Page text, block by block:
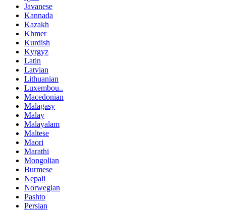
Javanese
Kannada
Kazakh
Khmer
Kurdish
Kyrgyz
Latin
Latvian
Lithuanian
Luxembou..
Macedonian
Malagasy
Malay
Malayalam
Maltese
Maori
Marathi
Mongolian
Burmese
Nepali
Norwegian
Pashto
Persian